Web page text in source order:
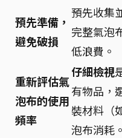
預先準備，
避免破損
預先收集
完整氣泡
低浪費。
重新評估氣
泡布的使用
頻率
仔細檢視
有物品，
裝材料（
泡布消耗。